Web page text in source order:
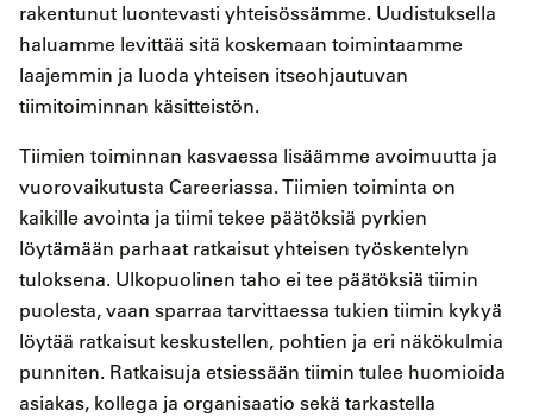
rakentunut luontevasti yhteisössämme. Uudistuksella
haluamme levittää sitä koskemaan toimintaamme
laajemmin ja luoda yhteisen itseohjautuvan
tiimitoiminnan käsitteistön.
Tiimien toiminnan kasvaessa lisäämme avoimuutta ja
vuorovaikutusta Careeriassa. Tiimien toiminta on
kaikille avointa ja tiimi tekee päätöksiä pyrkien
löytämään parhaat ratkaisut yhteisen työskentelyn
tuloksena. Ulkopuolinen taho ei tee päätöksiä tiimin
puolesta, vaan sparraa tarvittaessa tukien tiimin kykyä
löytää ratkaisut keskustellen, pohtien ja eri näkökulmia
punniten. Ratkaisuja etsiessään tiimin tulee huomioida
asiakas, kollega ja organisaatio sekä tarkastella